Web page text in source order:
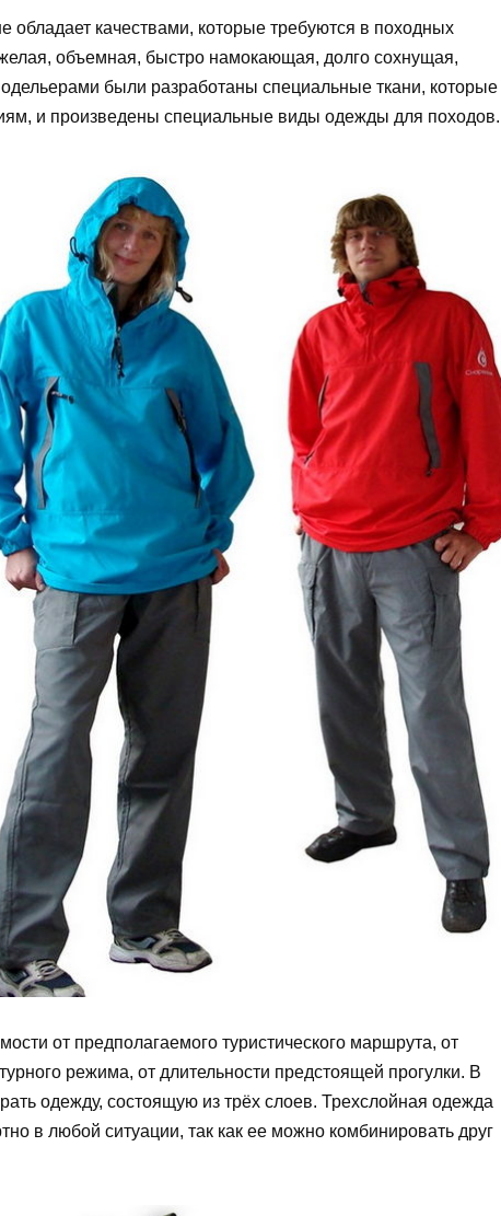
качествами, которые требуются в походных
объемная, быстро намокающая, долго сохнущая,
были разработаны специальные ткани, которые
и произведены специальные виды одежды для походов.
от предполагаемого туристического маршрута, от
режима, от длительности предстоящей прогулки. В
одежду, состоящую из трёх слоев. Трехслойная одежда
в любой ситуации, так как ее можно комбинировать друг